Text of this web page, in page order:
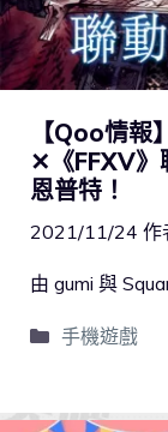
【Qoo情報
✕《FFXV》
恩普特！
2021/11/24 作
由 gumi 與
手機遊戲